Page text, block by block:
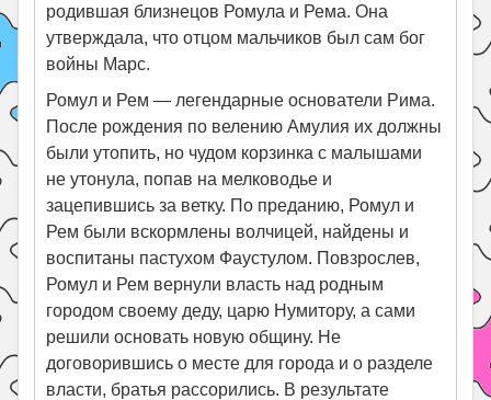
родившая близнецов Ромула и Рема. Она
утверждала, что отцом мальчиков был сам бог
войны Марс.
Ромул и Рем — легендарные основатели Рима.
После рождения по велению Амулия их должны
были утопить, но чудом корзинка с малышами
не утонула, попав на мелководье и
зацепившись за ветку. По преданию, Ромул и
Рем были вскормлены волчицей, найдены и
воспитаны пастухом Фаустулом. Повзрослев,
Ромул и Рем вернули власть над родным
городом своему деду, царю Нумитору, а сами
решили основать новую общину. Не
договорившись о месте для города и о разделе
власти, братья рассорились. В результате